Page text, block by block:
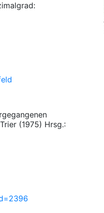
(1975) Hrsg.: